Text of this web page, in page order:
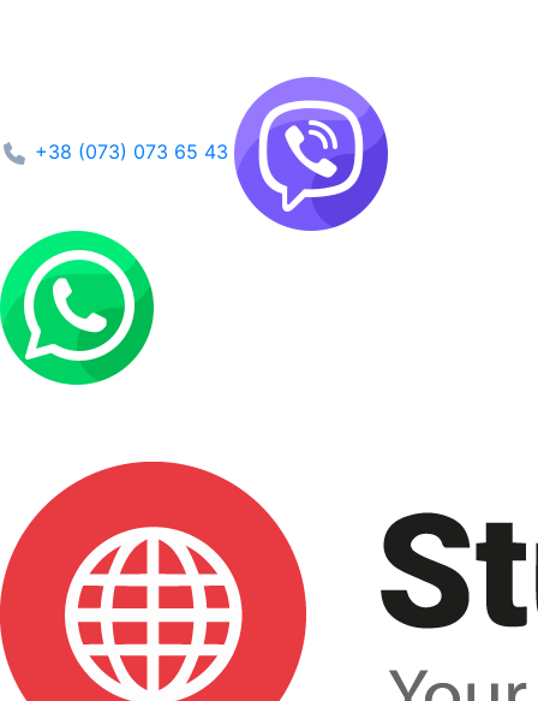
+38 (073) 073 65 43